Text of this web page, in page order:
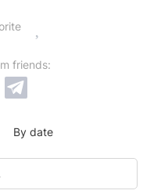
friends:
By date